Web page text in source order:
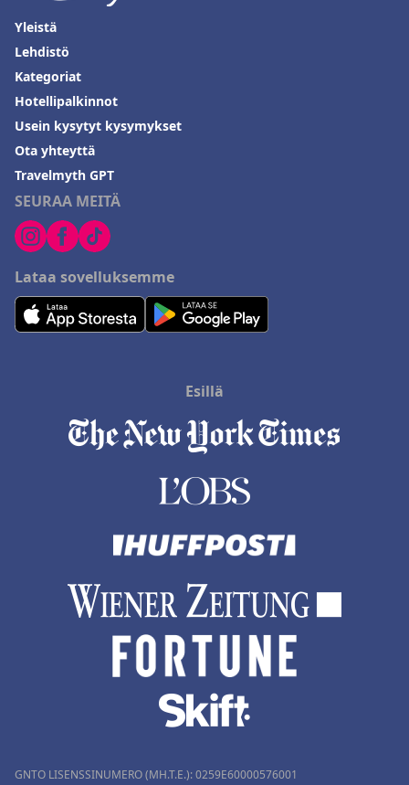
SEURAA MEITÄ
Lataa sovelluksemme
Yleistä
Lehdistö
Kategoriat
Hotellipalkinnot
Usein kysytyt kysymykset
Ota yhteyttä
Travelmyth GPT
Esillä
GNTO LISENSSINUMERO (MH.T.E.): 0259Ε60000576001